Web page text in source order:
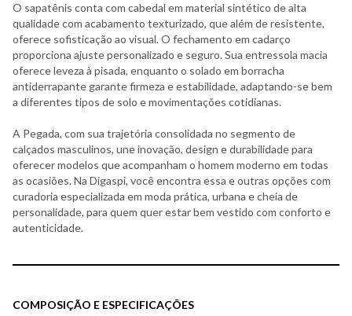
O sapatênis conta com cabedal em material sintético de alta
qualidade com acabamento texturizado, que além de resistente,
oferece sofisticação ao visual. O fechamento em cadarço
proporciona ajuste personalizado e seguro. Sua entressola macia
oferece leveza à pisada, enquanto o solado em borracha
antiderrapante garante firmeza e estabilidade, adaptando-se bem
a diferentes tipos de solo e movimentações cotidianas.
A Pegada, com sua trajetória consolidada no segmento de
calçados masculinos, une inovação, design e durabilidade para
oferecer modelos que acompanham o homem moderno em todas
as ocasiões. Na Digaspi, você encontra essa e outras opções com
curadoria especializada em moda prática, urbana e cheia de
personalidade, para quem quer estar bem vestido com conforto e
autenticidade.
COMPOSIÇÃO E ESPECIFICAÇÕES